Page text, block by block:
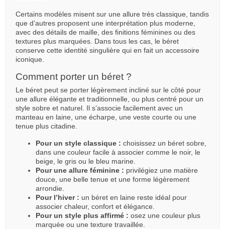
Certains modèles misent sur une allure très classique, tandis
que d’autres proposent une interprétation plus moderne,
avec des détails de maille, des finitions féminines ou des
textures plus marquées. Dans tous les cas, le béret
conserve cette identité singulière qui en fait un accessoire
iconique.
Comment porter un béret ?
Le béret peut se porter légèrement incliné sur le côté pour
une allure élégante et traditionnelle, ou plus centré pour un
style sobre et naturel. Il s’associe facilement avec un
manteau en laine, une écharpe, une veste courte ou une
tenue plus citadine.
Pour un style classique : choisissez un béret sobre,
dans une couleur facile à associer comme le noir, le
beige, le gris ou le bleu marine.
Pour une allure féminine : privilégiez une matière
douce, une belle tenue et une forme légèrement
arrondie.
Pour l’hiver : un béret en laine reste idéal pour
associer chaleur, confort et élégance.
Pour un style plus affirmé : osez une couleur plus
marquée ou une texture travaillée.